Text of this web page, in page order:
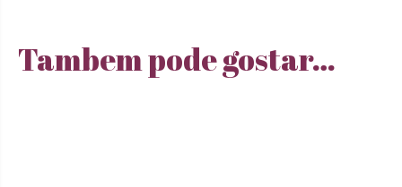
Tambem pode gostar…